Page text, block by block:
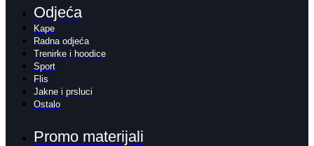
Odjeća
Kape
Radna odjeća
Trenirke i hoodice
Sport
Flis
Jakne i prsluci
Ostalo
Promo materijali